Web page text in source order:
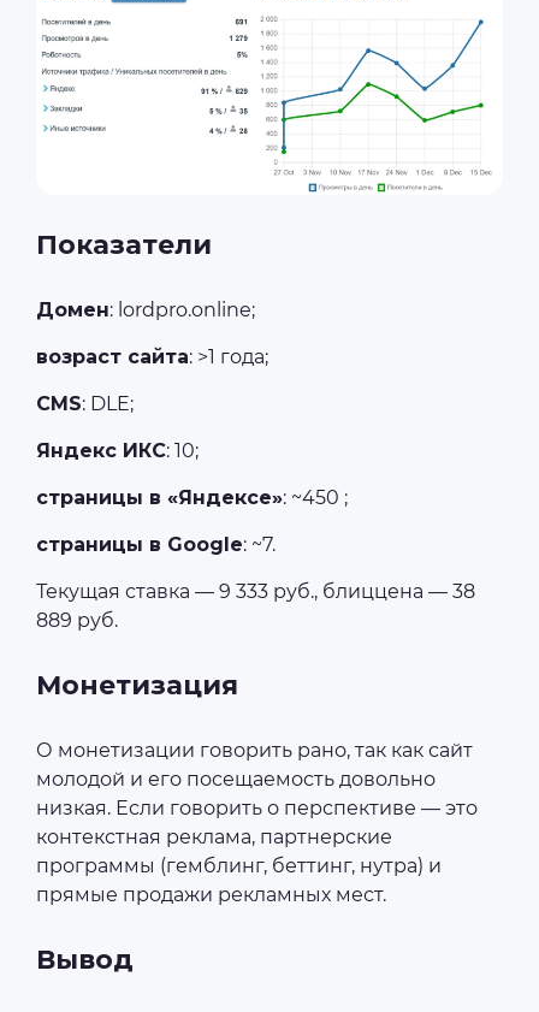
Показатели
Домен: lordpro.online;
возраст сайта: >1 года;
CMS: DLE;
Яндекс ИКС: 10;
страницы в «Яндексе»: ~450 ;
страницы в Google: ~7.
Текущая ставка — 9 333 руб., блиццена — 38
889 руб.
Монетизация
О монетизации говорить рано, так как сайт
молодой и его посещаемость довольно
низкая. Если говорить о перспективе — это
контекстная реклама, партнерские
программы (гемблинг, беттинг, нутра) и
прямые продажи рекламных мест.
Вывод